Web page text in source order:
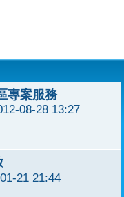
專案服務
08-28 13:27
21 21:44